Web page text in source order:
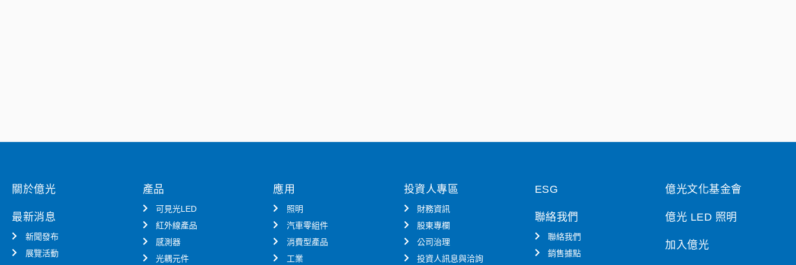
關於億光
最新消息
新聞發布
展覽活動
產品
可見光LED
紅外線產品
感測器
光耦元件
應用
照明
汽車零組件
消費型產品
工業
投資人專區
財務資訊
股東專欄
公司治理
投資人訊息與洽詢
ESG
聯絡我們
聯絡我們
銷售據點
億光文化基金會
億光 LED 照明
加入億光